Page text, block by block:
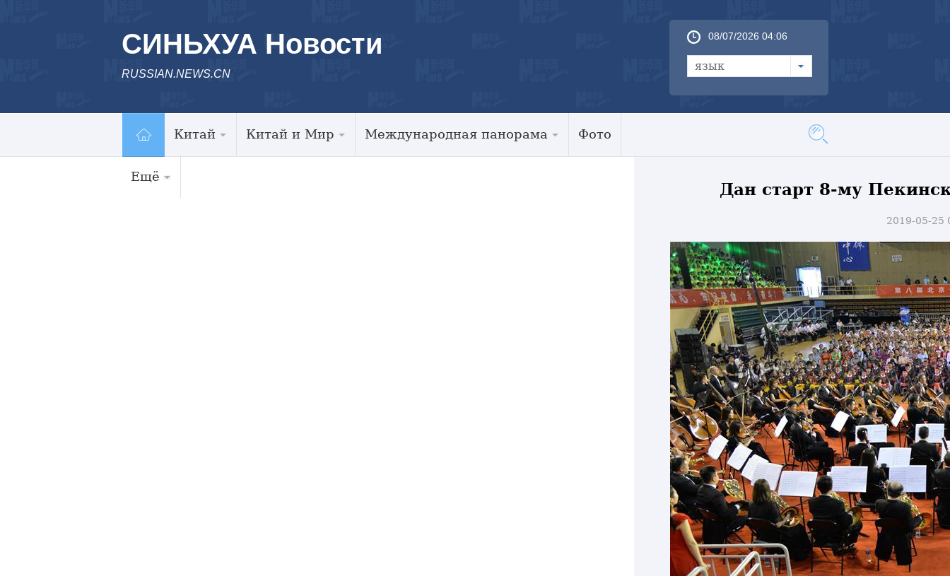
СИНЬХУА Новости
RUSSIAN.NEWS.CN
08/07/2026 04:06
язык
Китай Китай и Мир Международная панорама Фото
Ещё
Дан старт 8-му
2019-05-25